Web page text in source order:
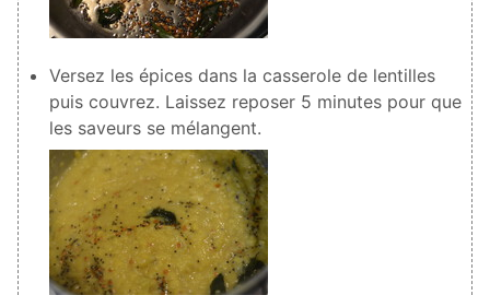
Versez les épices dans la casserole de lentilles
puis couvrez. Laissez reposer 5 minutes pour que
les saveurs se mélangent.